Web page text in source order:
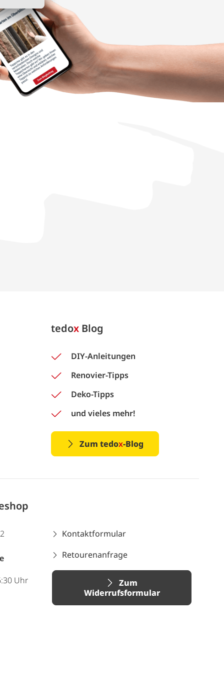
tedox Blog
DIY-Anleitungen
Renovier-Tipps
Deko-Tipps
und vieles mehr!
Zum tedox-Blog
Uhr
Kontaktformular
Retourenanfrage
Zum
Widerrufsformular